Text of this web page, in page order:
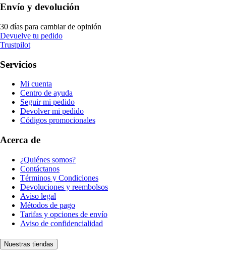
Envío y devolución
30 días para cambiar de opinión
Devuelve tu pedido
Trustpilot
Servicios
Mi cuenta
Centro de ayuda
Seguir mi pedido
Devolver mi pedido
Códigos promocionales
Acerca de
¿Quiénes somos?
Contáctanos
Términos y Condiciones
Devoluciones y reembolsos
Aviso legal
Métodos de pago
Tarifas y opciones de envío
Aviso de confidencialidad
Nuestras tiendas